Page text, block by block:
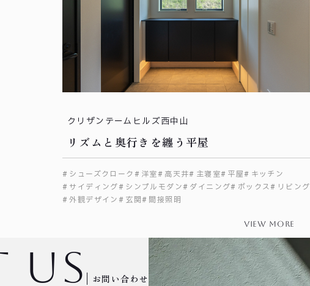
クリザンテームヒルズ西中山
リズムと奥行きを纏う平屋
シューズクローク 洋室 高天井 主寝室 平屋
キッチン
サイディング
シンプルモダン ダイニング ボックス
リビング
外観デザイン
玄関 間接照明
view more
お問い合わせ
us